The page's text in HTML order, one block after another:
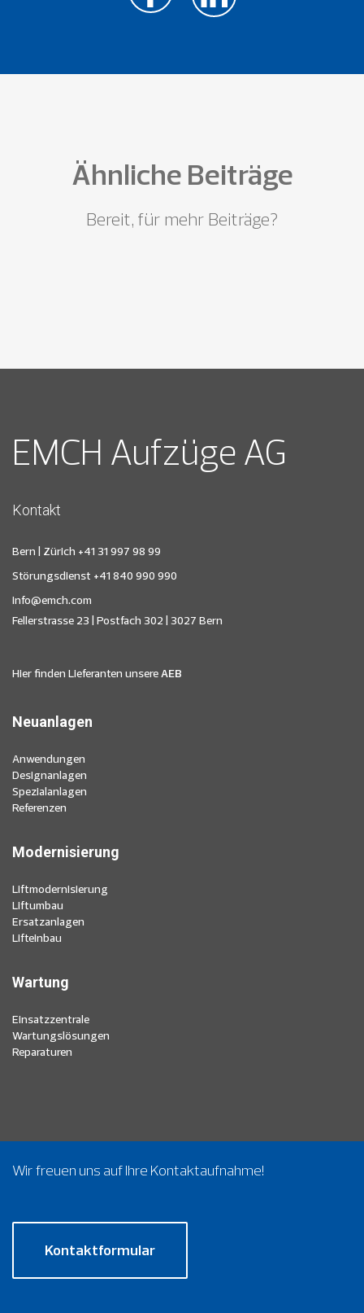
Ähnliche Beiträge
Bereit, für mehr Beiträge?
EMCH Aufzüge AG
Kontakt
Bern | Zürich +41 31 997 98 99
Störungsdienst +41 840 990 990
info@emch.com
Fellerstrasse 23 | Postfach 302 | 3027 Bern
Hier finden Lieferanten unsere AEB
Neuanlagen
Anwendungen
Designanlagen
Spezialanlagen
Referenzen
Modernisierung
Liftmodernisierung
Liftumbau
Ersatzanlagen
Lifteinbau
Wartung
Einsatzzentrale
Wartungslösungen
Reparaturen
Wir freuen uns auf Ihre Kontaktaufnahme!
Kontaktformular